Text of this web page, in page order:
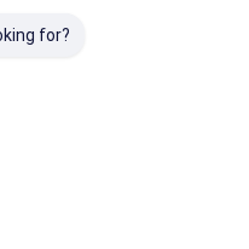
for?